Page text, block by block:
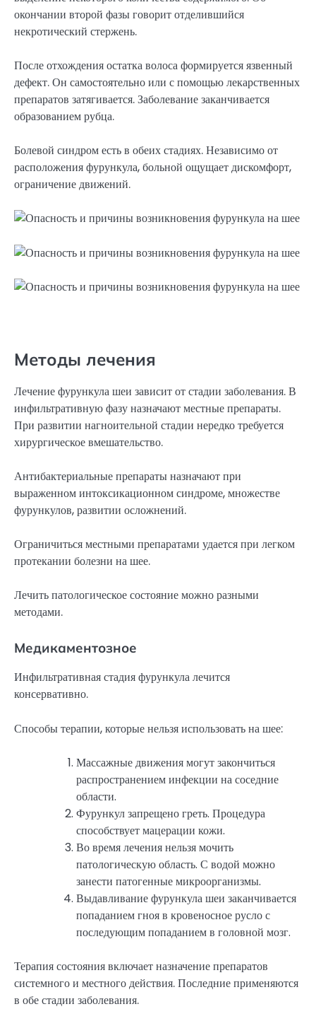
окончании второй фазы говорит отделившийся
некротический стержень.
После отхождения остатка волоса формируется язвенный
дефект. Он самостоятельно или с помощью лекарственных
препаратов затягивается. Заболевание заканчивается
образованием рубца.
Болевой синдром есть в обеих стадиях. Независимо от
расположения фурункула, больной ощущает дискомфорт,
ограничение движений.
Методы лечения
Лечение фурункула шеи зависит от стадии заболевания. В
инфильтративную фазу назначают местные препараты.
При развитии нагноительной стадии нередко требуется
хирургическое вмешательство.
Антибактериальные препараты назначают при
выраженном интоксикационном синдроме, множестве
фурункулов, развитии осложнений.
Ограничиться местными препаратами удается при легком
протекании болезни на шее.
Лечить патологическое состояние можно разными
методами.
Медикаментозное
Инфильтративная стадия фурункула лечится
консервативно.
Способы терапии, которые нельзя использовать на шее:
Массажные движения могут закончиться
распространением инфекции на соседние
области.
Фурункул запрещено греть. Процедура
способствует мацерации кожи.
Во время лечения нельзя мочить
патологическую область. С водой можно
занести патогенные микроорганизмы.
Выдавливание фурункула шеи заканчивается
попаданием гноя в кровеносное русло с
последующим попаданием в головной мозг.
Терапия состояния включает назначение препаратов
системного и местного действия. Последние применяются
в обе стадии заболевания.